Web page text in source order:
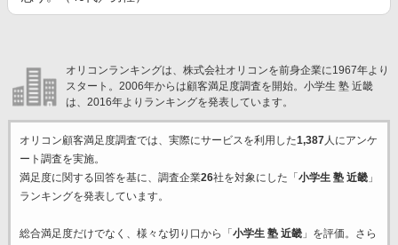
オリコンランキングは、株式会社オリコンを前身企業に1967年より
スタート。2006年からは顧客満足度調査を開始。小学生 塾 近畿
は、2016年よりランキングを発表しています。
オリコン顧客満足度調査では、実際にサービスを利用した1,387人にアンケ
ート調査を実施。
満足度に関する回答を基に、調査企業26社を対象にした「 小学生 塾 近畿」
ランキングを発表しています。
総合満足度だけでなく、様々な切り口から「 小学生 塾 近畿」を評価。さら